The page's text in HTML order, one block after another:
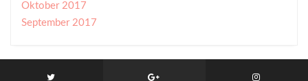
Oktober 2017
September 2017